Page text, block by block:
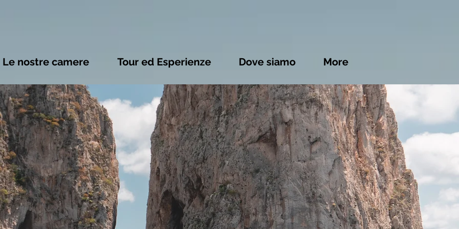
Le nostre camere Tour ed Esperienze Dove siamo More